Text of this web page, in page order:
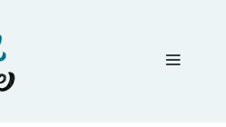
Menu